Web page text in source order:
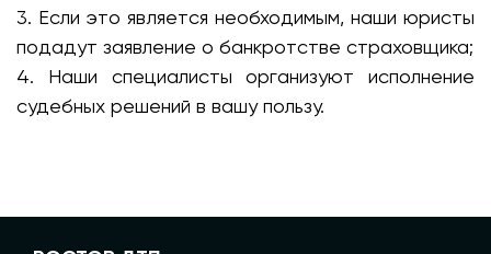
3. Если это является необходимым, наши юристы
подадут заявление о банкротстве страховщика;
4. Наши специалисты организуют исполнение
судебных решений в вашу пользу.